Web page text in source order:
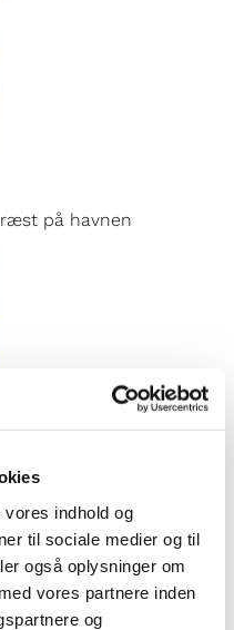
indhold og
til sociale medier og til
også oplysninger om
vores partnere inden
og
på havnen
kirken som den